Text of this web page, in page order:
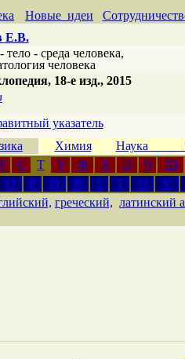
Новые идеи
Е.В.
- среда человека,
человека
18-е изд., 2015
указатель
Химия
Наука
Р С Т У Ф Х Ц Ч Ш
O P Q R S T U V
греческий, латинский